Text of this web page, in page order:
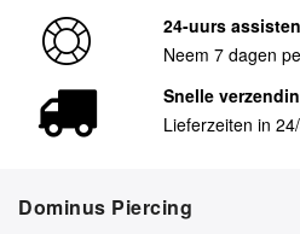
24-uurs
Neem 7 dagen
Snelle
Lieferzeiten in
Dominus Piercing